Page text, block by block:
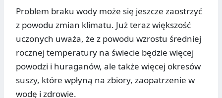
Problem braku wody może się jeszcze zaostrzyć
z powodu zmian klimatu. Już teraz większość
uczonych uważa, że z powodu wzrostu średniej
rocznej temperatury na świecie będzie więcej
powodzi i huraganów, ale także więcej okresów
suszy, które wpłyną na zbiory, zaopatrzenie w
wodę i zdrowie.